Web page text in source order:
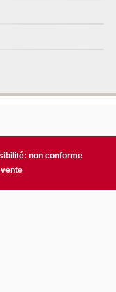
non conforme